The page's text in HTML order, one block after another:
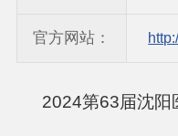
官方网站：
2024第63届沈阳